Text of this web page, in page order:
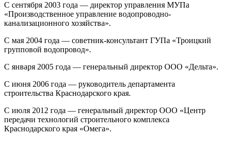
С сентября 2003 года — директор управления МУПа
«Производственное управление водопроводно-
канализационного хозяйства».
С мая 2004 года — советник-консультант ГУПа «Троицкий
групповой водопровод».
С января 2005 года — генеральный директор ООО «Дельта».
С июня 2006 года — руководитель департамента
строительства Краснодарского края.
С июля 2012 года — генеральный директор ООО «Центр
передачи технологий строительного комплекса
Краснодарского края «Омега».